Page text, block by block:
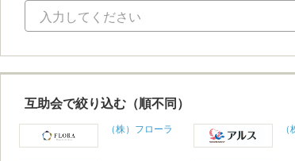
互助会で絞り込む（順不同）
（株）フローラ